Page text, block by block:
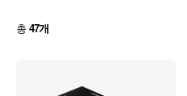
총 47개